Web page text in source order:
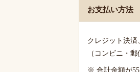
料
お支払い方法
クレジット決
（コンビニ・
※ 合計金額が